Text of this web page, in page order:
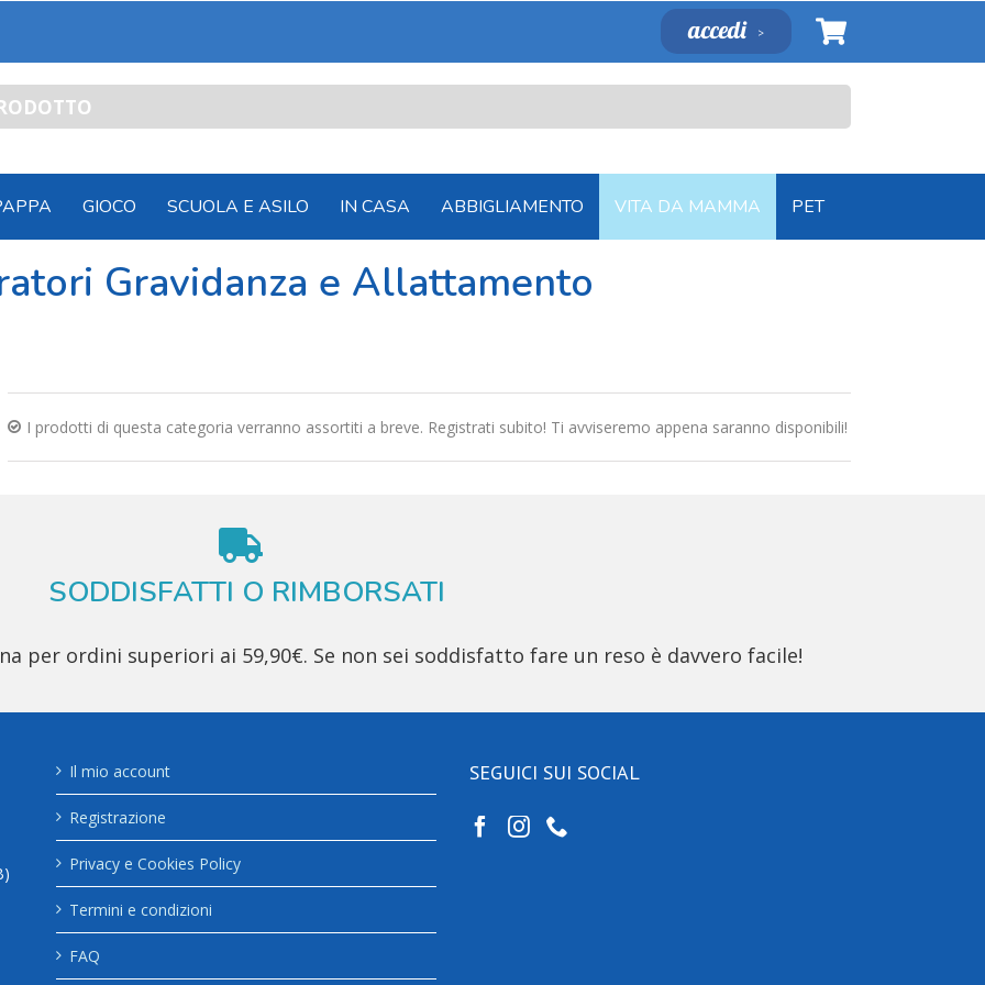
accedi
GIOCO SCUOLA E ASILO IN CASA ABBIGLIAMENTO VITA DA MAMMA PET
Gravidanza e Allattamento
I prodotti di questa categoria verranno assortiti a breve. Registrati subito! Ti avviseremo appena saranno disponibili!
SODDISFATTI O RIMBORSATI
per ordini superiori ai 59,90€. Se non sei soddisfatto fare un reso è davvero facile!
Il mio account
Registrazione
Privacy e Cookies Policy
Termini e condizioni
FAQ
SEGUICI SUI SOCIAL